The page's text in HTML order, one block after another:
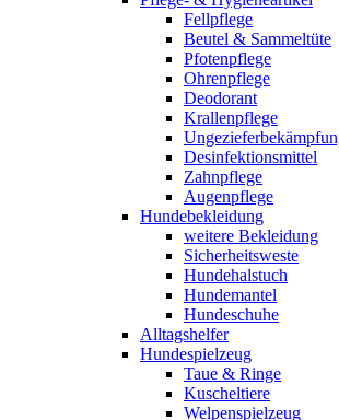
Fellpflege
Beutel & Sammeltüte
Pfotenpflege
Ohrenpflege
Deodorant
Krallenpflege
Desinfektionsmittel
Zahnpflege
Augenpflege
Hundebekleidung
weitere Bekleidung
Sicherheitsweste
Hundehalstuch
Hundemantel
Hundeschuhe
Alltagshelfer
Hundespielzeug
Taue & Ringe
Kuscheltiere
Welpenspielzeug